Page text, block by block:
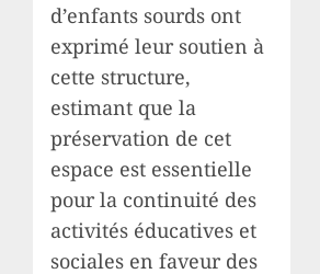
d’enfants sourds ont
exprimé leur soutien à
cette structure,
estimant que la
préservation de cet
espace est essentielle
pour la continuité des
activités éducatives et
sociales en faveur des